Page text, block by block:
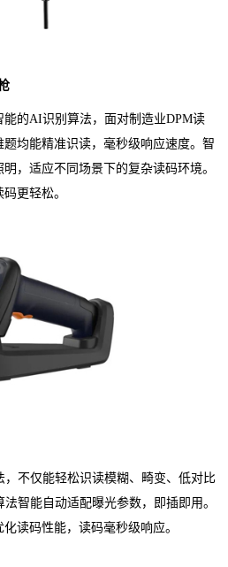
的AI识别算法，面对制造业DPM读
均能精准识读，毫秒级响应速度。智
，适应不同场景下的复杂读码环境。
更轻松。
不仅能轻松识读模糊、畸变、低对比
智能自动适配曝光参数，即插即用。
读码性能，读码毫秒级响应。